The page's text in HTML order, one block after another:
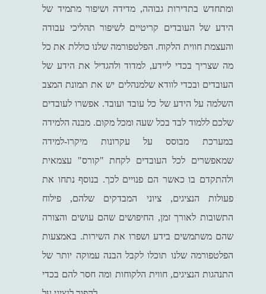
ומתחדש בתדירות גבוהה, מדידה ושיפור מתמיד של
הידע של העובדים קריטיים לשיפור תהליכי עבודה
והעצמת חווית הלקוח. הפלטפורמה שלנו כוללת את כל
מה שצריך בכדי ליידע, למדוד ולהגדיל את הידע של
העובדים ובכדי לוודא שלמנהלים יש את תמונת המצב
השלמה על הידע של כל עובד ועובד. אפשרו לעובדים
שלכם ללמוד לבד בכל שעה ומכל מקום. מבנה הלמידה
במערכת מבוסס על עקרונות מיקרו-למידה
שמאפשרים לכל העובדים לקחת "קורס" עצמאית
ולהתקדם בו כאשר הם פנויים לכך. בנוסף נתחו את
פעולות הנציגים, ציוני המבדקים שלהם, פילוח
התשובות לאורך זמן, החיפושים שהם עושים והצורה
שהם משתמשים בידע ושפרו את השירות. באמצעות
הפלטפורמה שלנו תוכלו לקבל הבנה עמוקה יותר של
התנהגות הנציגים, חווית הלקוחות ומה חסר להם בכדי